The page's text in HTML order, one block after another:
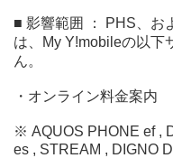
■ 影響範囲 ： PHS、お
は、My Y!mobileの以下
ん。
・オンライン料金案内
※ AQUOS PHONE ef ,
es , STREAM , DIGNO